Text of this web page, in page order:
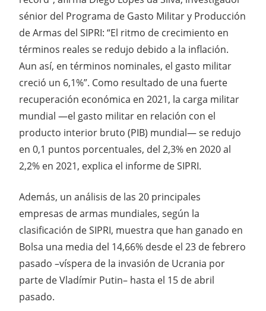
sénior del Programa de Gasto Militar y Producción
de Armas del SIPRI: “El ritmo de crecimiento en
términos reales se redujo debido a la inflación.
Aun así, en términos nominales, el gasto militar
creció un 6,1%”. Como resultado de una fuerte
recuperación económica en 2021, la carga militar
mundial —el gasto militar en relación con el
producto interior bruto (PIB) mundial— se redujo
en 0,1 puntos porcentuales, del 2,3% en 2020 al
2,2% en 2021, explica el informe de SIPRI.
Además, un análisis de las 20 principales
empresas de armas mundiales, según la
clasificación de SIPRI, muestra que han ganado en
Bolsa una media del 14,66% desde el 23 de febrero
pasado –víspera de la invasión de Ucrania por
parte de Vladímir Putin– hasta el 15 de abril
pasado.